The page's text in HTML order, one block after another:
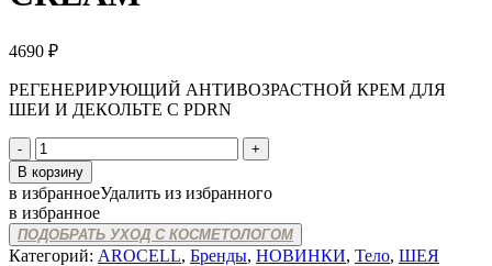
4690 ₽
РЕГЕНЕРИРУЮЩИЙ АНТИВОЗРАСТНОЙ КРЕМ ДЛЯ
ШЕИ И ДЕКОЛЬТЕ С PDRN
Количество
товара
AROCELL
SUPER
NECK
CREAM
В корзину
в избранноеУдалить из избранного
в избранное
ПОДОБРАТЬ УХОД С КОСМЕТОЛОГОМ
Категорий: AROCELL, Бренды, НОВИНКИ, Тело, ШЕЯ